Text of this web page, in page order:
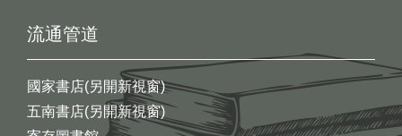
流通管道
國家書店(另開新視窗)
五南書店(另開新視窗)